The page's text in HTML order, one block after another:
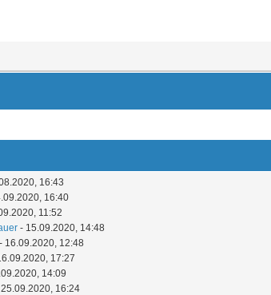
16:43
16:40
11:52
- 15.09.2020, 14:48
- 16.09.2020, 12:48
17:27
14:09
16:24